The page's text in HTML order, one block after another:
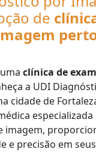
de
clínica de
a UDI
cidade de
imagem,
e precisão em